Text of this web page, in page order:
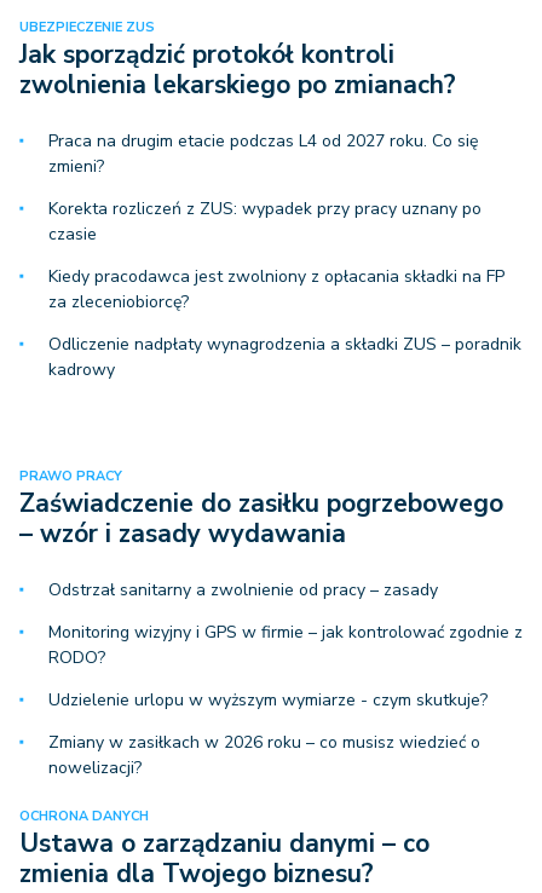
UBEZPIECZENIE ZUS
Jak sporządzić protokół kontroli
zwolnienia lekarskiego po zmianach?
Praca na drugim etacie podczas L4 od 2027 roku. Co się
zmieni?
Korekta rozliczeń z ZUS: wypadek przy pracy uznany po
czasie
Kiedy pracodawca jest zwolniony z opłacania składki na FP
za zleceniobiorcę?
Odliczenie nadpłaty wynagrodzenia a składki ZUS – poradnik
kadrowy
PRAWO PRACY
Zaświadczenie do zasiłku pogrzebowego
– wzór i zasady wydawania
Odstrzał sanitarny a zwolnienie od pracy – zasady
Monitoring wizyjny i GPS w firmie – jak kontrolować zgodnie z
RODO?
Udzielenie urlopu w wyższym wymiarze - czym skutkuje?
Zmiany w zasiłkach w 2026 roku – co musisz wiedzieć o
nowelizacji?
OCHRONA DANYCH
Ustawa o zarządzaniu danymi – co
zmienia dla Twojego biznesu?